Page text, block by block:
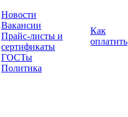
Новости
Вакансии
Прайс-листы и
сертификаты
ГОСТы
Политика
Как
оплатить